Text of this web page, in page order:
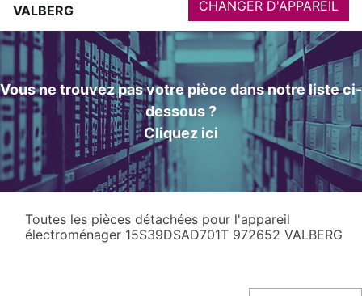
VALBERG CHANGER D'APPAREIL
Vous ne trouvez pas votre pièce dans notre liste ci-
dessous ?
Cliquez ici
Toutes les pièces détachées pour l'appareil
électroménager 15S39DSAD701T 972652 VALBERG